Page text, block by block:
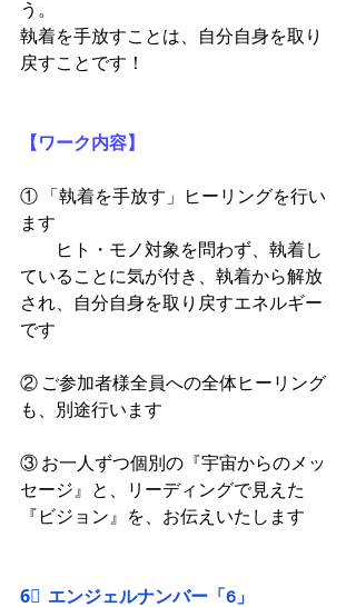
う。
執着を手放すことは、自分自身を取り
戻すことです！
【ワーク内容】
① 「執着を手放す」ヒーリングを行い
ます
ヒト・モノ対象を問わず、執着し
ていることに気が付き、執着から解放
され、自分自身を取り戻すエネルギー
です
② ご参加者様全員への全体ヒーリング
も、別途行います
③ お一人ずつ個別の『宇宙からのメッ
セージ』と、リーディングで見えた
『ビジョン』を、お伝えいたします
6⃣  エンジェルナンバー「6」